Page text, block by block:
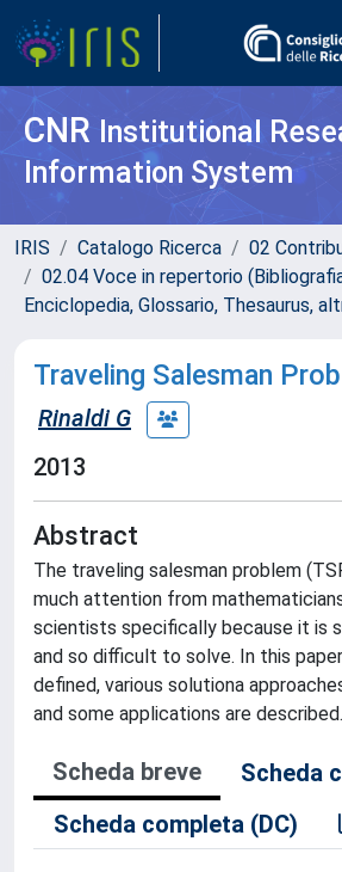
CNR Institutional
Information System
IRIS Catalogo Ricerca
02
02.04 Voce in repertorio
Enciclopedia, Glossario, Thesaurus,
Traveling Salesman
Rinaldi G
2013
Abstract
The traveling salesman problem
much attention from
scientists specifically because it is
and so difficult to solve. In this
defined, various solutiona
and some applications are described.
Scheda breve
Scheda
Scheda completa (DC)